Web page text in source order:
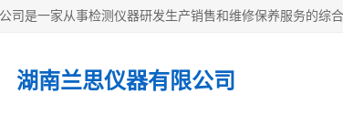
湖南兰思仪器有限公司